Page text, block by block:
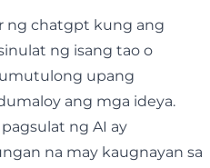
ng chatgpt kung ang
ng isang tao o
upang
ang mga ideya.
ng AI ay
na may kaugnayan sa